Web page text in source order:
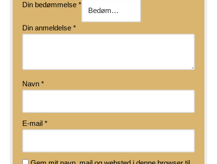
Din bedømmelse *
Din anmeldelse *
Navn *
E-mail *